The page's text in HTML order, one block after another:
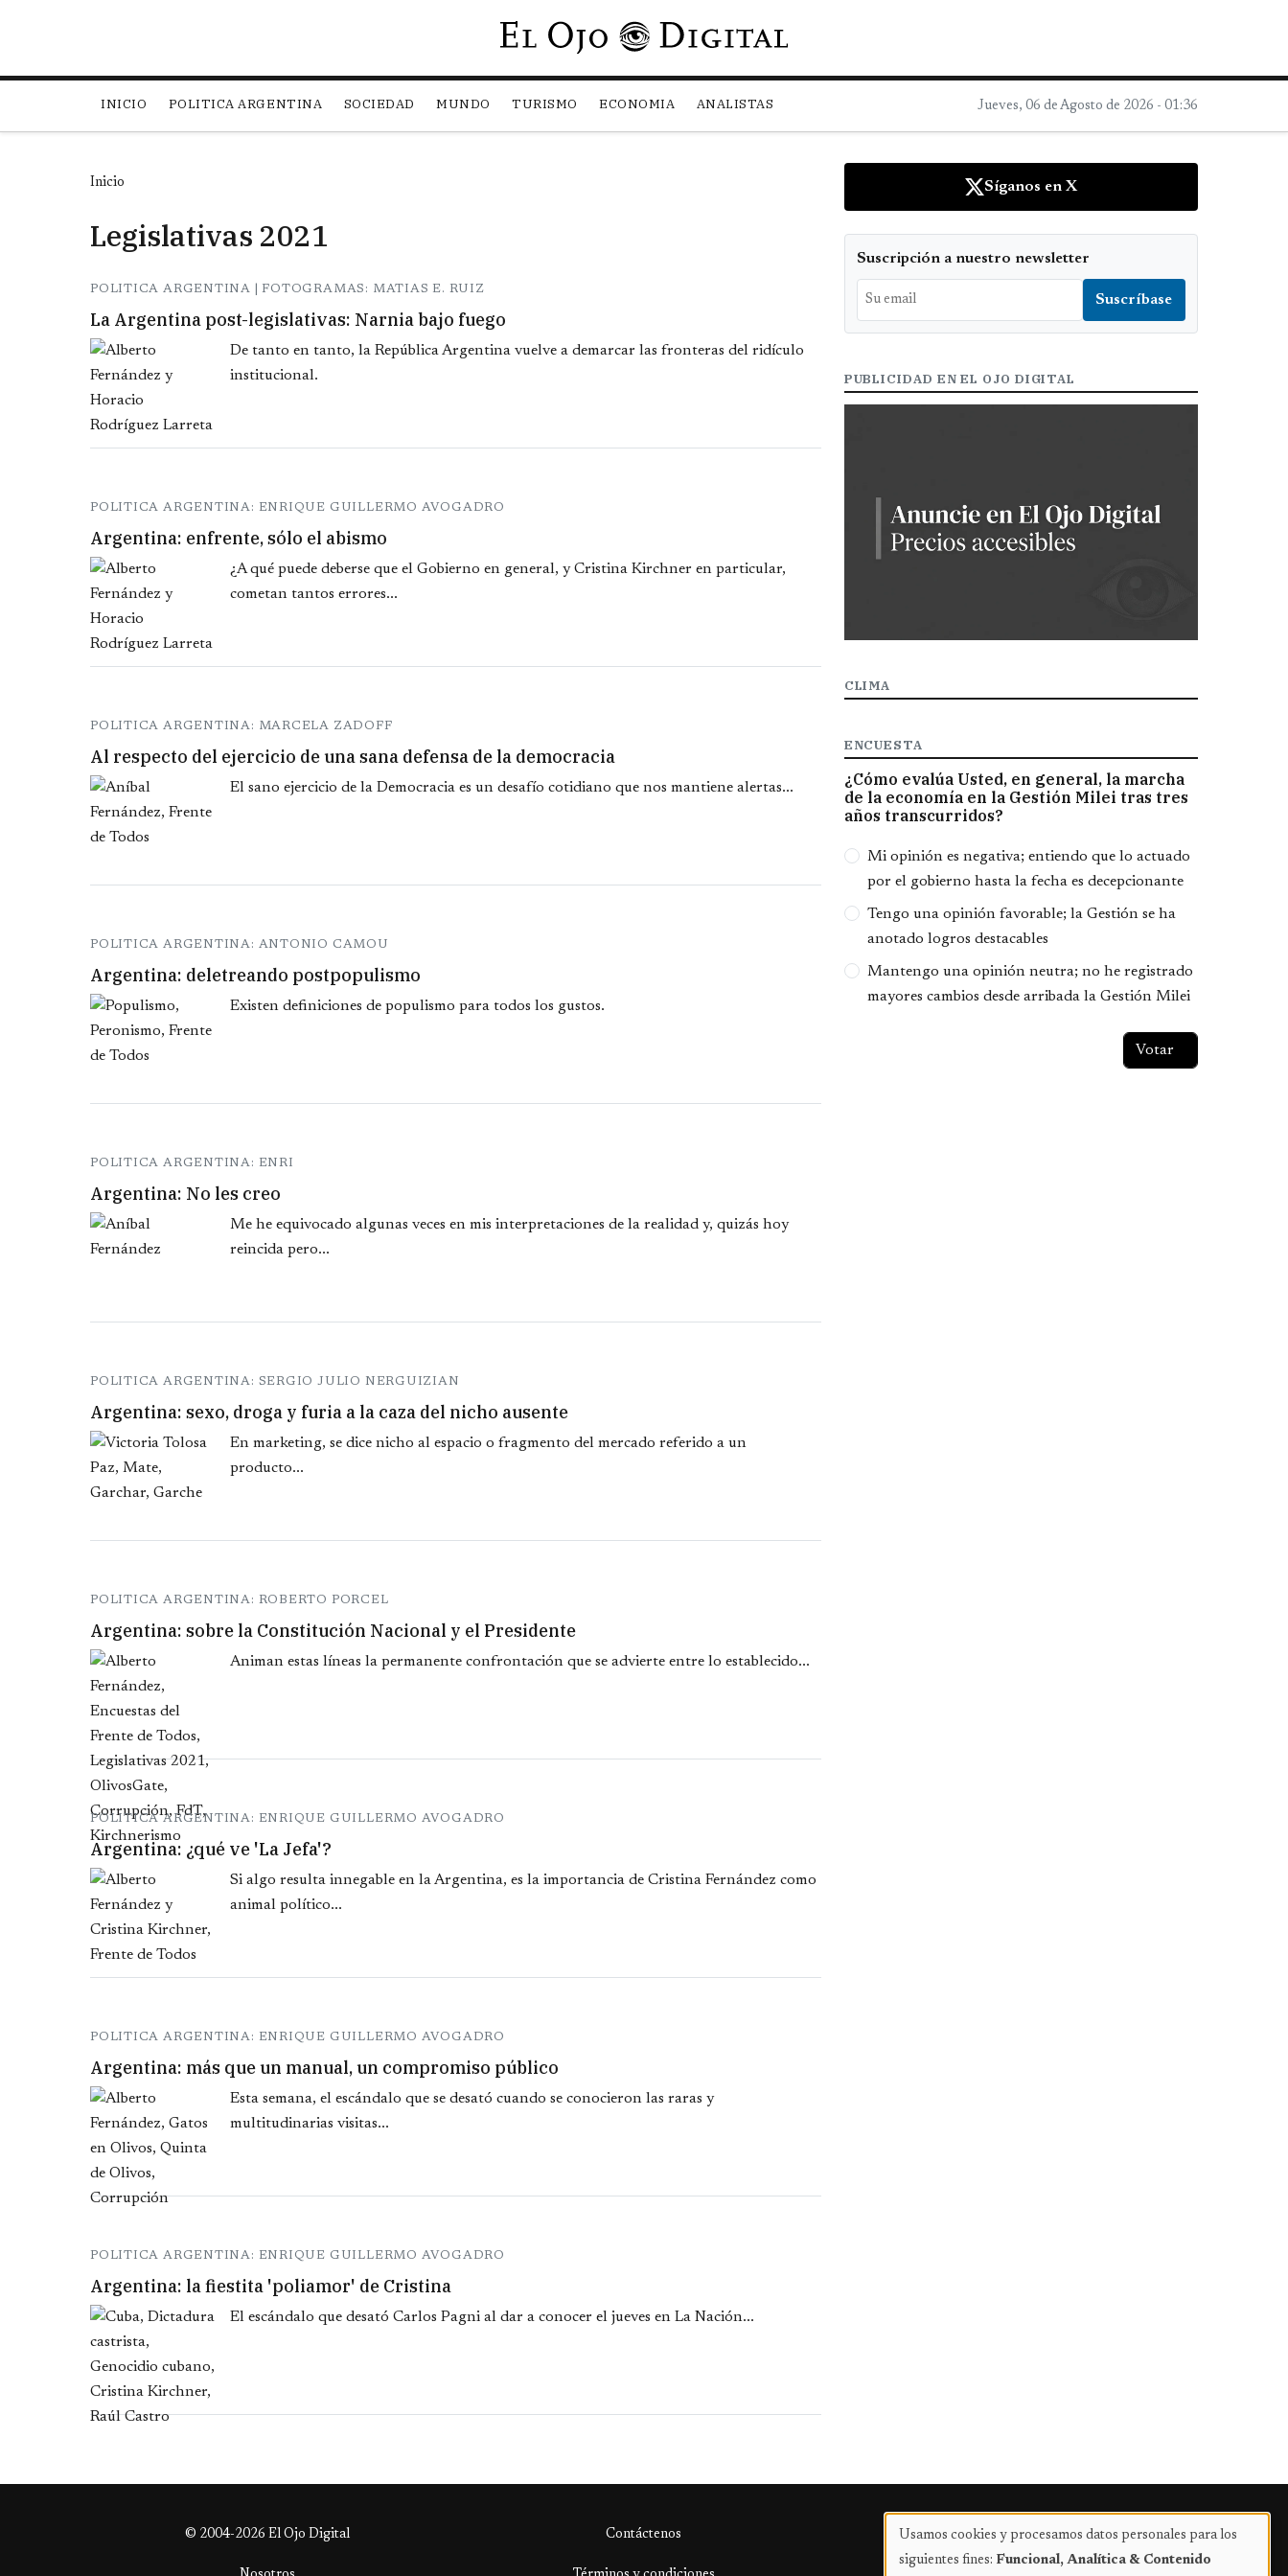
Pasar al contenido principal
INICIO POLITICA ARGENTINA SOCIEDAD MUNDO TURISMO ECONOMIA ANALISTAS Jueves, 06 de Agosto de 2026 - 01:36
Inicio
Legislativas 2021
POLITICA ARGENTINA | FOTOGRAMAS: MATIAS E. RUIZ
La Argentina post-legislativas: Narnia bajo fuego
De tanto en tanto, la República Argentina vuelve a demarcar las fronteras del ridículo
institucional.
POLITICA ARGENTINA: ENRIQUE GUILLERMO AVOGADRO
Argentina: enfrente, sólo el abismo
¿A qué puede deberse que el Gobierno en general, y Cristina Kirchner en particular,
cometan tantos errores...
POLITICA ARGENTINA: MARCELA ZADOFF
Al respecto del ejercicio de una sana defensa de la democracia
El sano ejercicio de la Democracia es un desafío cotidiano que nos mantiene alertas...
POLITICA ARGENTINA: ANTONIO CAMOU
Argentina: deletreando postpopulismo
Existen definiciones de populismo para todos los gustos.
POLITICA ARGENTINA: ENRI
Argentina: No les creo
Me he equivocado algunas veces en mis interpretaciones de la realidad y, quizás hoy
reincida pero...
POLITICA ARGENTINA: SERGIO JULIO NERGUIZIAN
Argentina: sexo, droga y furia a la caza del nicho ausente
En marketing, se dice nicho al espacio o fragmento del mercado referido a un
producto...
POLITICA ARGENTINA: ROBERTO PORCEL
Argentina: sobre la Constitución Nacional y el Presidente
Animan estas líneas la permanente confrontación que se advierte entre lo establecido...
POLITICA ARGENTINA: ENRIQUE GUILLERMO AVOGADRO
Argentina: ¿qué ve 'La Jefa'?
Si algo resulta innegable en la Argentina, es la importancia de Cristina Fernández como
animal político...
POLITICA ARGENTINA: ENRIQUE GUILLERMO AVOGADRO
Argentina: más que un manual, un compromiso público
Esta semana, el escándalo que se desató cuando se conocieron las raras y
multitudinarias visitas...
POLITICA ARGENTINA: ENRIQUE GUILLERMO AVOGADRO
Argentina: la fiestita 'poliamor' de Cristina
El escándalo que desató Carlos Pagni al dar a conocer el jueves en La Nación...
Síganos en X
Suscripción a nuestro newsletter
PUBLICIDAD EN EL OJO DIGITAL
CLIMA
ENCUESTA
¿Cómo evalúa Usted, en general, la marcha
de la economía en la Gestión Milei tras tres
años transcurridos?
Opciones
Mi opinión es negativa; entiendo que lo actuado
por el gobierno hasta la fecha es decepcionante
Tengo una opinión favorable; la Gestión se ha
anotado logros destacables
Mantengo una opinión neutra; no he registrado
mayores cambios desde arribada la Gestión Milei
© 2004-2026 El Ojo Digital Contáctenos Publicidad
Uso
Usamos cookies y procesamos datos personales para los
siguientes fines: Funcional, Analítica & Contenido